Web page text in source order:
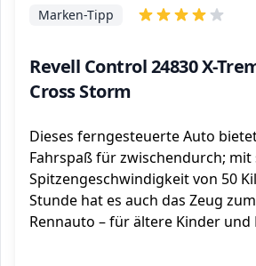
Revell Control 24830 X-
Cross Storm
Marken-Tipp
Dieses ferngesteuerte Auto
Fahrspaß für zwischendurch; mit
Spitzengeschwindigkeit von 50
Stunde hat es auch das Zeug
Rennauto – für ältere Kinder und